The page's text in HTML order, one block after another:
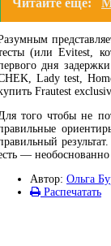
Читайте еще:
(или Evitest,
дня
Lady test,
Frautest
того чтобы не
—
Автор: Ольга
Распечатать